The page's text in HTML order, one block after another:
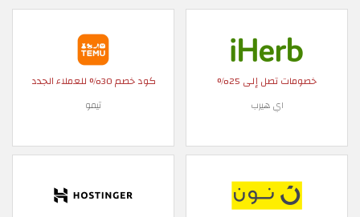
خصومات تصل إلى 25%
اي هيرب
كود خصم 30% للعملاء الجدد
تيمو